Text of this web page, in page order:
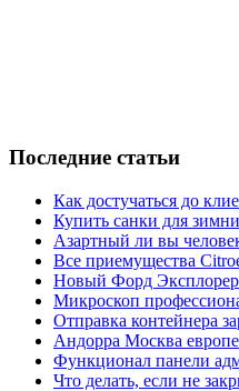
Последние статьи
Как достучаться до
Купить санки для
Азартный ли вы
Все приемущества
Новый Форд
Микроскоп
Отправка контейнера
Андорра Москва
Функционал панели
Что делать, если не